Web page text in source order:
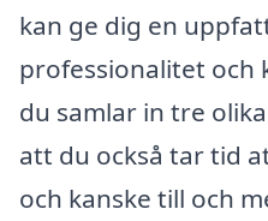
kan ge dig en
professionalitet och
du samlar in tre
att du också tar tid
och kanske till och